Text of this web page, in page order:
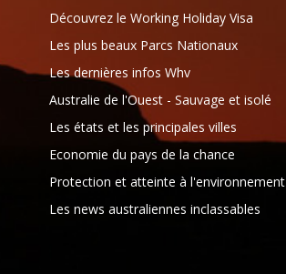
Découvrez le Working Holiday Visa
Les plus beaux Parcs Nationaux
Les dernières infos Whv
Australie de l'Ouest - Sauvage et isolé
Les états et les principales villes
Economie du pays de la chance
Protection et atteinte à l'environnement
Les news australiennes inclassables